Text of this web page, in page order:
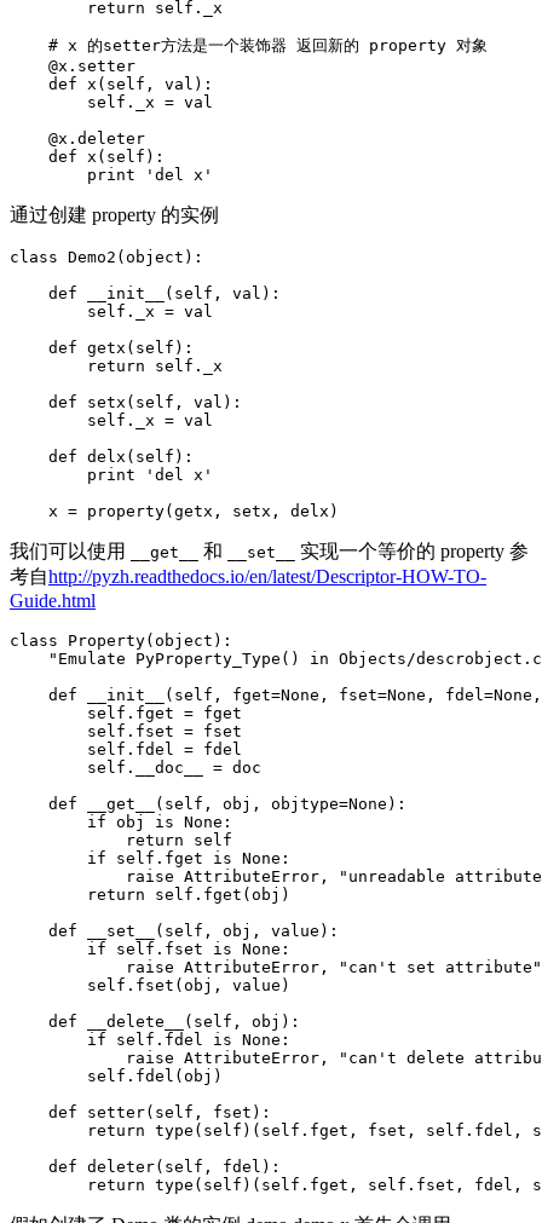
        return self._x
    # x 的setter方法是一个装饰器 返回新的 property 对象
    @x.setter
    def x(self, val):
        self._x = val
    @x.deleter
    def x(self):
通过创建 property 的实例
class Demo2(object):
    def __init__(self, val):
        self._x = val
    def getx(self):
        return self._x
    def setx(self, val):
        self._x = val
    def delx(self):
        print 'del x'
我们可以使用 __get__ 和 __set__
实现一个等价的 property 参
考自http://pyzh.readthedocs.io/en/latest/Descriptor-HOW-TO-
Guide.html
class Property(object):
"Emulate PyProperty_Type() in Objects/
def __init__(self, fget=None, fset=None,
        self.fget = fget
        self.fset = fset
        self.fdel = fdel
        self.__doc__ = doc
    def __get__(self, obj, objtype=None):
        if obj is None:
            return self
        if self.fget is None:
raise AttributeError, "unreadable
        return self.fget(obj)
    def __set__(self, obj, value):
        if self.fset is None:
            raise AttributeError, "can't set attribute"
        self.fset(obj, value)
    def __delete__(self, obj):
        if self.fdel is None:
raise AttributeError, "can't delete
        self.fdel(obj)
    def setter(self, fset):
return type(self)(self.fget, fset, self.fdel,
    def deleter(self, fdel):